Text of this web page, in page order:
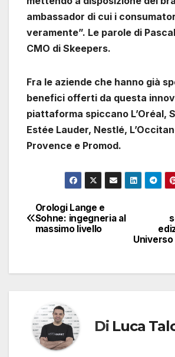
ambassador di cui i
veramente”. Le parole di
CMO di Skeepers.
Fra le aziende che hanno già
benefici offerti da questa
piattaforma spiccano L’Oréal,
Estée Lauder, Nestlé,
Provence e Promod.
Navigazione
articoli
Orologi Lange e
Sohne: ingegneria al
massimo livello
Di Luca